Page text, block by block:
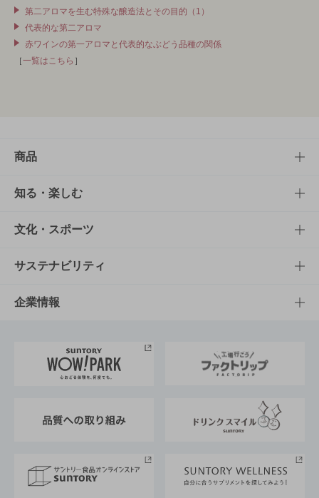
第二アロマを生む特殊な醸造法とその目的（1）
代表的な第二アロマ
赤ワインの第一アロマと代表的なぶどう品種の関係
［一覧はこちら ］
商品
商品TOP
商品一覧
商品発売情報
栄養成分一覧
知る・楽しむ
知る・楽しむTOP
キャンペーン
工場見学
地域情報
文化・スポーツ
文化・スポーツTOP
サントリーホール
サントリーサンバーズ大阪
サステナビリティ
サステナビリティTOP
サントリーが考えるサステナビリティ経営
企業情報
企業概要
採用情報